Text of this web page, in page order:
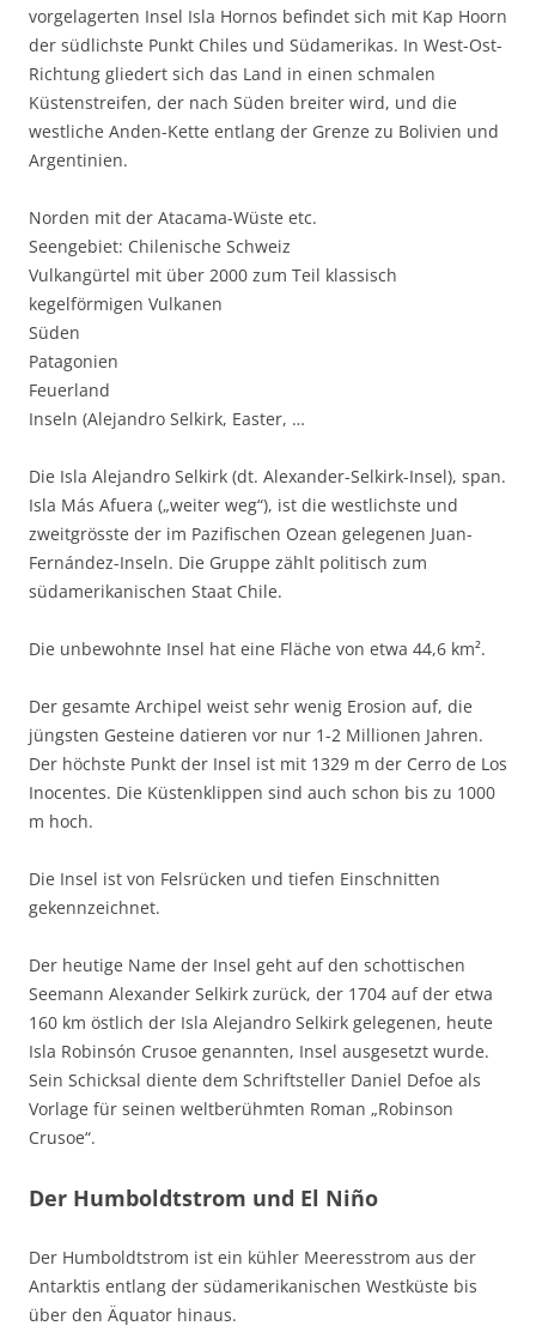
vorgelagerten Insel Isla Hornos befindet sich mit Kap Hoorn
der südlichste Punkt Chiles und Südamerikas. In West-Ost-
Richtung gliedert sich das Land in einen schmalen
Küstenstreifen, der nach Süden breiter wird, und die
westliche Anden-Kette entlang der Grenze zu Bolivien und
Argentinien.
Norden mit der Atacama-Wüste etc.
Seengebiet: Chilenische Schweiz
Vulkangürtel mit über 2000 zum Teil klassisch
kegelförmigen Vulkanen
Süden
Patagonien
Feuerland
Inseln (Alejandro Selkirk, Easter, …
Die Isla Alejandro Selkirk (dt. Alexander-Selkirk-Insel), span.
Isla Más Afuera („weiter weg“), ist die westlichste und
zweitgrösste der im Pazifischen Ozean gelegenen Juan-
Fernández-Inseln. Die Gruppe zählt politisch zum
südamerikanischen Staat Chile.
Die unbewohnte Insel hat eine Fläche von etwa 44,6 km².
Der gesamte Archipel weist sehr wenig Erosion auf, die
jüngsten Gesteine datieren vor nur 1-2 Millionen Jahren.
Der höchste Punkt der Insel ist mit 1329 m der Cerro de Los
Inocentes. Die Küstenklippen sind auch schon bis zu 1000
m hoch.
Die Insel ist von Felsrücken und tiefen Einschnitten
gekennzeichnet.
Der heutige Name der Insel geht auf den schottischen
Seemann Alexander Selkirk zurück, der 1704 auf der etwa
160 km östlich der Isla Alejandro Selkirk gelegenen, heute
Isla Robinsón Crusoe genannten, Insel ausgesetzt wurde.
Sein Schicksal diente dem Schriftsteller Daniel Defoe als
Vorlage für seinen weltberühmten Roman „Robinson
Crusoe“.
Der Humboldtstrom und El Niño
Der Humboldtstrom ist ein kühler Meeresstrom aus der
Antarktis entlang der südamerikanischen Westküste bis
über den Äquator hinaus.